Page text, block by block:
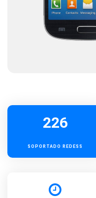
226
SOPORTADO REDESS